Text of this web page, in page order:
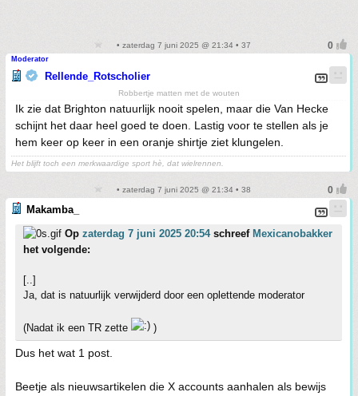
• zaterdag 7 juni 2025 @ 21:34 • 37
Moderator
Rellende_Rotscholier
Robbertje matten met de wouten
Ik zie dat Brighton natuurlijk nooit spelen, maar die Van Hecke
schijnt het daar heel goed te doen. Lastig voor te stellen als je
hem keer op keer in een oranje shirtje ziet klungelen.
Het blijft toch een merkwaardige sport hè, dat wielrennen.
• zaterdag 7 juni 2025 @ 21:34 • 38
Makamba_
Op zaterdag 7 juni 2025 20:54schreef Mexicanobakker
het volgende:
[..]
Ja, dat is natuurlijk verwijderd door een oplettende moderator
(Nadat ik een TR zette )
Dus het wat 1 post.
Beetje als nieuwsartikelen die X accounts aanhalen als bewijs